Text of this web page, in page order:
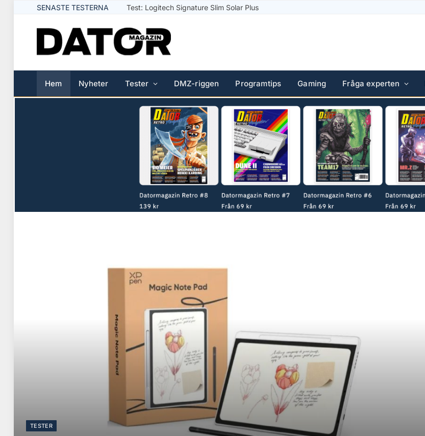
SENASTE TESTERNA Test: Logitech Signature Slim Solar Plus
Hem Nyheter Tester DMZ-riggen Programtips Gaming Fråga experten
TESTER